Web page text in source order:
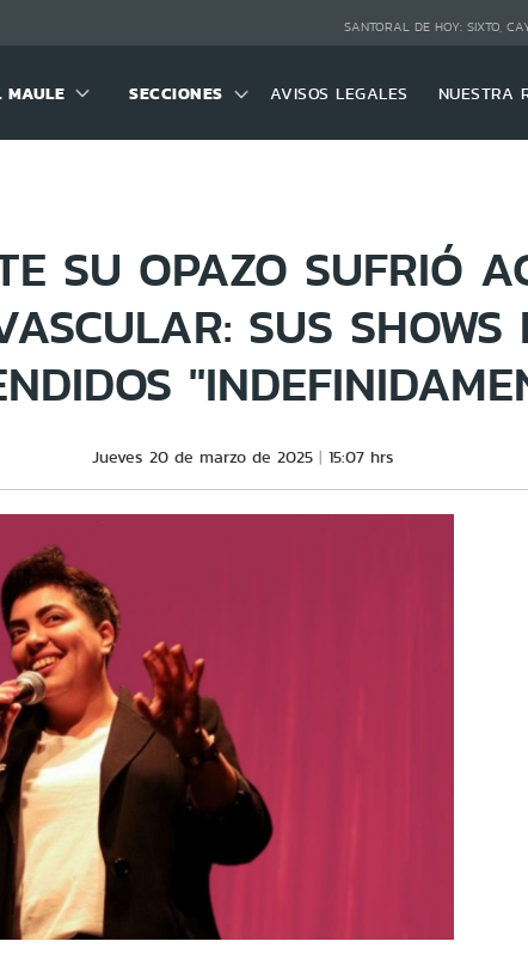
SANTORAL DE HOY: SIXTO,
MAULE SECCIONES AVISOS LEGALES NUESTRA
SU OPAZO SUFRIÓ
SUS SHOWS
Jueves 20 de marzo de 2025 15:07 hrs